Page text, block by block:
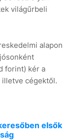
világűrbeli
alapon
forint) kér a
illetve cégektől.
elsők